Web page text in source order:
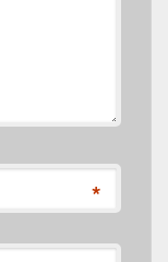
*